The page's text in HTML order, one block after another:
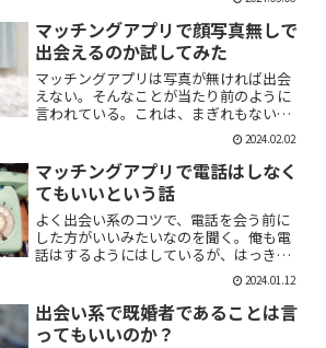
書いていいか分かりませんー。とだけ書
いている人も。なので、今回の記事はマ
チアプのプロフィールの...
マッチングアプリで顔写真無しで
出会えるのか試してみた
マッチングアプリは写真が無ければ出会
えない。そんなことが当たり前のように
言われている。これは、まぎれもない事
実だと思う。自分が使う時に写真を載せ
ていない人は無視するし、相手をするに
しても適当にあしらう。写真無しで出会
えるのは、お金が発生する...
2024.02.02
マッチングアプリで電話はしなく
てもいいという話
よく出会い系のコツで、電話を会う前に
した方がいいみたいなのを聞く。俺も電
話はするようにはしているが、はっきり
言っちゃうと電話なんていらない。よっ
ぽど話術や声に自信ある人だけすればい
いと思っている。では、その理由を語っ
ていこう。電話を嫌がる人...
2024.01.12
出会い系で既婚者であることは言
ってもいいのか？